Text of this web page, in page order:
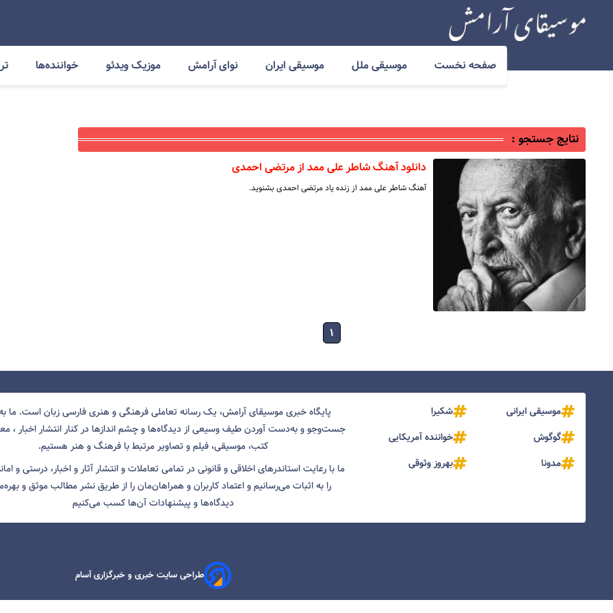
صفحه نخست موسیقی ملل موسیقی ایران نوای آرامش موزیک ویدئو خواننده‌ها
نتایج جستجو :
دانلود آهنگ شاطر علی ممد از مرتضی احمدی
آهنگ شاطر علی ممد از زنده یاد مرتضی احمدی بشنوید.
۱
موسیقی ایرانی
شکیرا
گوگوش
خواننده آمریکایی
مدونا
بهروز وثوقی
پایگاه خبری موسیقای آرامش، یک رسانه تعاملی فرهنگی و هنری فارسی زبان است. ما
جست‌و‌جو و به‌دست آوردن طیف وسیعی از دیدگاه‌ها و چشم انداز‌ها در کنار انتشار اخبار ،
کتب، موسیقی، فیلم و تصاویر مرتبط با فرهنگ و هنر هستیم.
ما با رعایت استاندرهای اخلاقی و قانونی در تمامی تعاملات و انتشار آثار و اخبار، درستی و
را به اثبات می‌رسانیم و اعتماد کاربران و همراهان‌مان را از طریق نشر مطالب موثق و
دیدگاه‌ها و پیشنهادات آن‌ها کسب می‌کنیم
طراحی سایت خبری و خبرگزاری آسام